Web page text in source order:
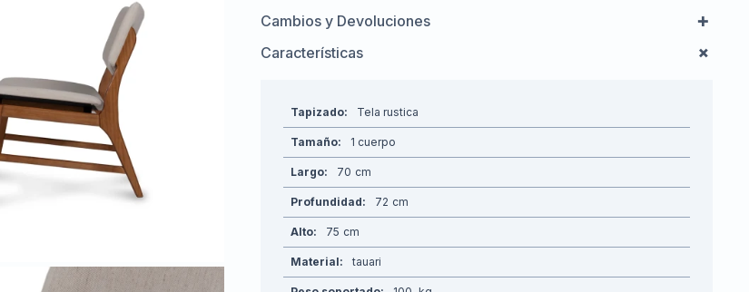
Cambios y Devoluciones
Características
Tapizado Tela rustica
Tamaño 1 cuerpo
Largo 70
Profundidad 72
Alto 75
Material tauari